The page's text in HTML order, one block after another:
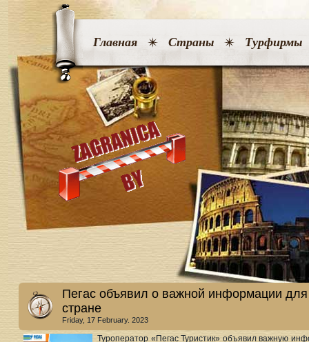
Главная Страны Турфирмы
Пегас объявил о важной информации
стране
Friday, 17 February. 2023
Туроператор «Пегас Туристик» объявил важную